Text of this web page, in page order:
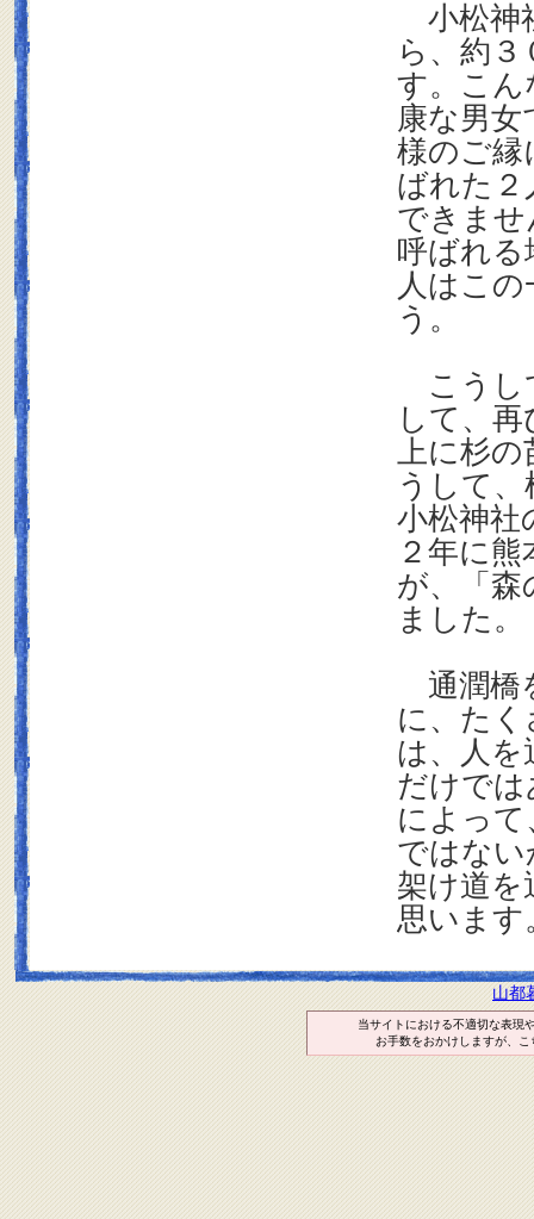
小松神
ら、約
す。こん
康な男
様のご縁
ばれた２
できませ
呼ばれる
人はこ
う。
こうし
して、
上に杉の
うして
小松神社
２年に
が、「森
ました。
通潤橋
に、た
は、人を
だけで
によっ
ではな
架け道を
思います
山都
当サイトにおける不適切な表現
お手数をおかけしますが、こ